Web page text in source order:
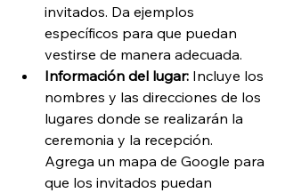
invitados. Da ejemplos
específicos para que puedan
vestirse de manera adecuada.
Información del lugar: Incluye los
nombres y las direcciones de los
lugares donde se realizarán la
ceremonia y la recepción.
Agrega un mapa de Google para
que los invitados puedan